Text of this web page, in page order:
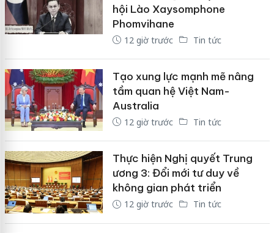
hội Lào Xaysomphone
Phomvihane
12 giờ trước Tin tức
Tạo xung lực mạnh mẽ nâng
tầm quan hệ Việt Nam-
Australia
12 giờ trước Tin tức
Thực hiện Nghị quyết Trung
ương 3: Đổi mới tư duy về
không gian phát triển
12 giờ trước Tin tức